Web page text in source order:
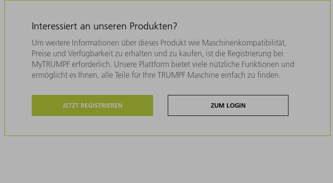
Interessiert an unseren Produkten?
Um weitere Informationen über dieses Produkt wie Maschinenkompatibilität,
Preise und Verfügbarkeit zu erhalten und zu kaufen, ist die Registrierung bei
MyTRUMPF erforderlich. Unsere Plattform bietet viele nützliche Funktionen und
ermöglicht es Ihnen, alle Teile für Ihre TRUMPF Maschine einfach zu finden.
JETZT REGISTRIEREN ZUM LOGIN